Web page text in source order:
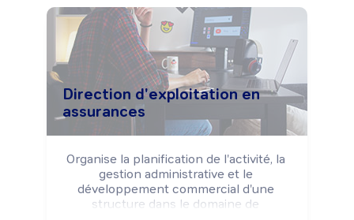
Direction d'exploitation en
assurances
Organise la planification de l'activité, la
gestion administrative et le
développement commercial d'une
structure dans le domaine de